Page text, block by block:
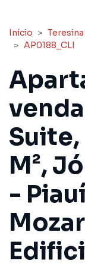
Início Teresina
AP0188_CLI
Suite,
M²,
-